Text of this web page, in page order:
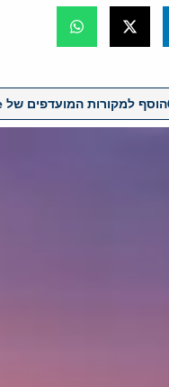
הוסף למקורות המועדפים של Google